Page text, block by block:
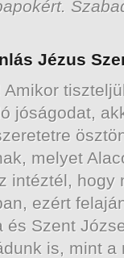
jóságodat,
melyet
intéztél, hogy
ezért
és Szent
is, mint a